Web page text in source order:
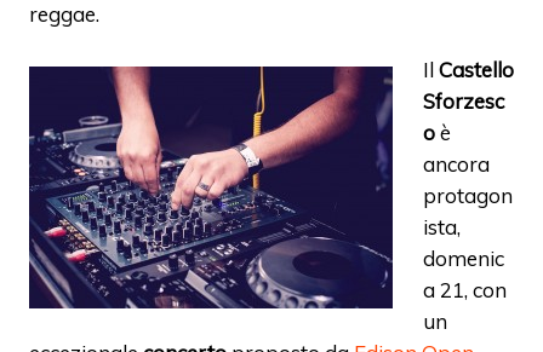
reggae.
IlCastello
Sforzesc
oè
ancora
protagon
ista,
domenic
a 21, con
un